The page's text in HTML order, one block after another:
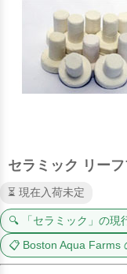
セラミック リー
⏳ 現在入荷未定
🔍 「セラミック」の現
📋 Boston Aqua Farms